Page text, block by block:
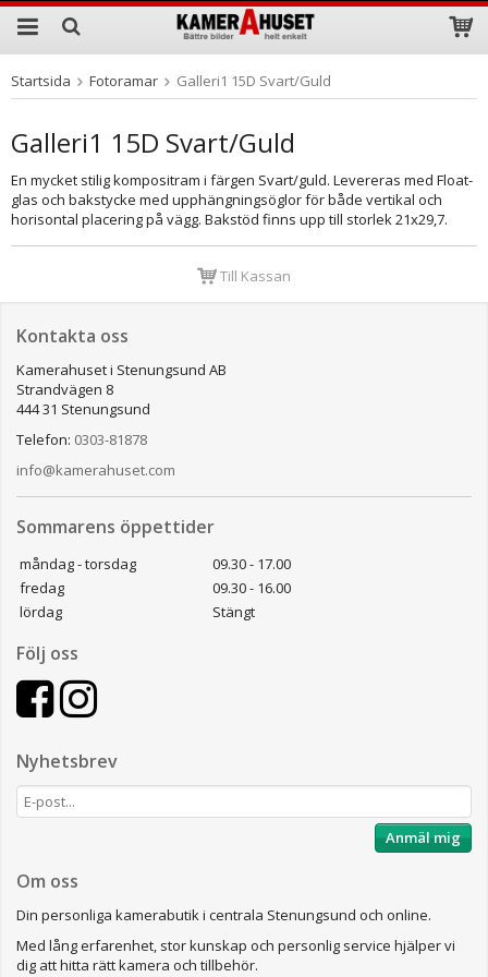
Produkten har blivit tillagd i varukorgen
Startsida Fotoramar Galleri1 15D Svart/Guld
Galleri1 15D Svart/Guld
En mycket stilig kompositram i färgen Svart/guld. Levereras med Float-
glas och bakstycke med upphängningsöglor för både vertikal och
horisontal placering på vägg. Bakstöd finns upp till storlek 21x29,7.
Till Kassan
Kontakta oss
Kamerahuset i Stenungsund AB
Strandvägen 8
444 31 Stenungsund
Telefon: 0303-81878
info@kamerahuset.com
Sommarens öppettider
måndag - torsdag
09.30 - 17.00
fredag
09.30 - 16.00
lördag
Stängt
Följ oss
Nyhetsbrev
Anmäl mig
Om oss
Din personliga kamerabutik i centrala Stenungsund och online.
Med lång erfarenhet, stor kunskap och personlig service hjälper vi
dig att hitta rätt kamera och tillbehör.